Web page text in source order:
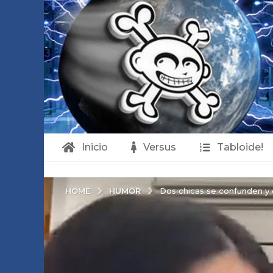
Inicio Versus Tabloide!
HOME HUMOR Dos chicas se confunden y